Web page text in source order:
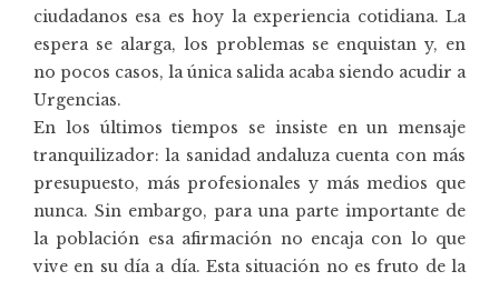
ciudadanos esa es hoy la experiencia cotidiana. La
espera se alarga, los problemas se enquistan y, en
no pocos casos, la única salida acaba siendo acudir a
Urgencias.
En los últimos tiempos se insiste en un mensaje
tranquilizador: la sanidad andaluza cuenta con más
presupuesto, más profesionales y más medios que
nunca. Sin embargo, para una parte importante de
la población esa afirmación no encaja con lo que
vive en su día a día. Esta situación no es fruto de la